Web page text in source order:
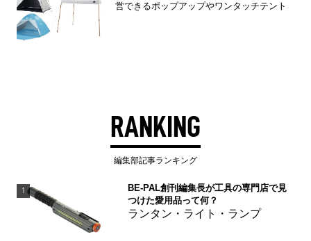
営できるポップアップやワンタッチテント
RANKING
編集部記事ランキング
1
BE-PAL創刊編集長が工具の専門店で見
つけた愛用品って何？
ランタン・ライト・ランプ